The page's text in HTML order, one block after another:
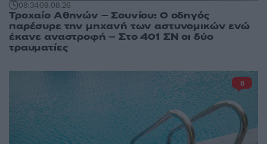
08:3409.08.26
Τροχαίο Αθηνών – Σουνίου: Ο οδηγός
παρέσυρε την μηχανή των αστυνομικών ενώ
έκανε αναστροφή – Στο 401 ΣΝ οι δύο
τραυματίες
8